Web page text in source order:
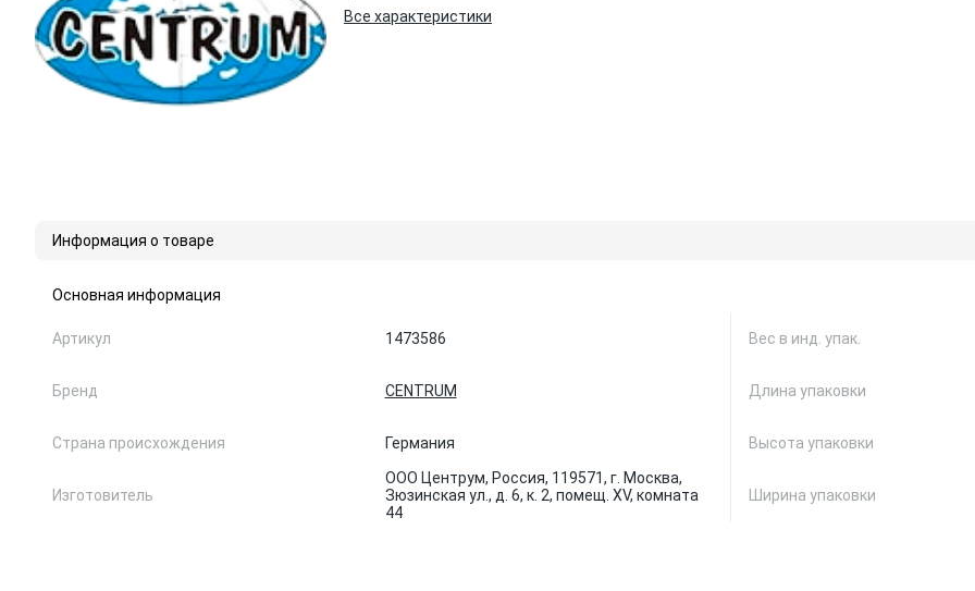
Все характеристики
Информация о товаре
Основная информация
Артикул 1473586
Бренд CENTRUM
Страна происхождения Германия
Изготовитель
ООО Центрум, Россия, 119571, г. Москва,
Зюзинская ул., д. 6, к. 2, помещ. XV, комната
44
Вес в инд. упак.
Длина упаковки
Высота упаковки
Ширина упаковки